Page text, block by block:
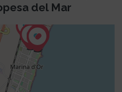
del Mar